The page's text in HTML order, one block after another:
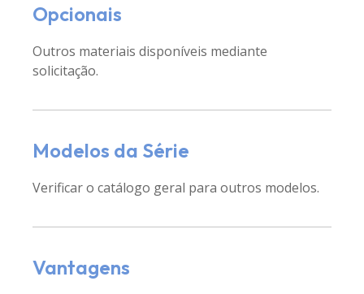
Opcionais
Outros materiais disponíveis mediante
solicitação.
Modelos da Série
Verificar o catálogo geral para outros modelos.
Vantagens